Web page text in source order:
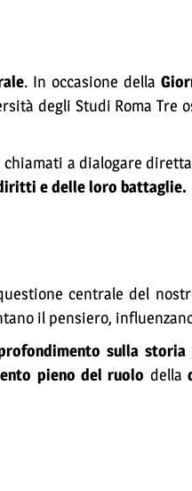
. In occasione della
degli Studi Roma Tre
chiamati a dialogare
e delle loro battaglie.
centrale del
il pensiero,
sulla storia
pieno del ruolo della